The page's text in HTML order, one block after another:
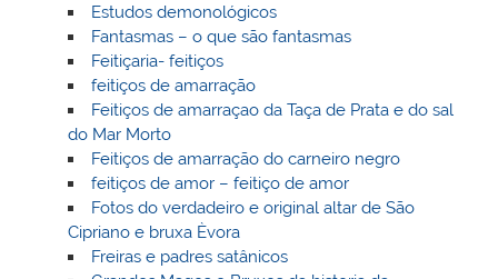
Estudos demonológicos
Fantasmas – o que são fantasmas
Feitiçaria- feitiços
feitiços de amarração
Feitiços de amarraçao da Taça de Prata e do sal
do Mar Morto
Feitiços de amarração do carneiro negro
feitiços de amor – feitiço de amor
Fotos do verdadeiro e original altar de São
Cipriano e bruxa Èvora
Freiras e padres satânicos